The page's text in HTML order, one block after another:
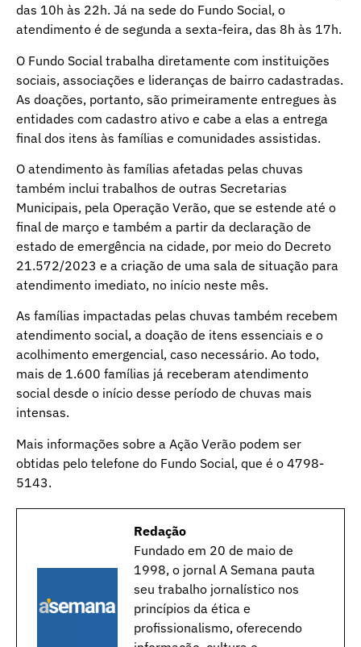
das 10h às 22h. Já na sede do Fundo Social, o
atendimento é de segunda a sexta-feira, das 8h às 17h.
O Fundo Social trabalha diretamente com instituições
sociais, associações e lideranças de bairro cadastradas.
As doações, portanto, são primeiramente entregues às
entidades com cadastro ativo e cabe a elas a entrega
final dos itens às famílias e comunidades assistidas.
O atendimento às famílias afetadas pelas chuvas
também inclui trabalhos de outras Secretarias
Municipais, pela Operação Verão, que se estende até o
final de março e também a partir da declaração de
estado de emergência na cidade, por meio do Decreto
21.572/2023 e a criação de uma sala de situação para
atendimento imediato, no início neste mês.
As famílias impactadas pelas chuvas também recebem
atendimento social, a doação de itens essenciais e o
acolhimento emergencial, caso necessário. Ao todo,
mais de 1.600 famílias já receberam atendimento
social desde o início desse período de chuvas mais
intensas.
Mais informações sobre a Ação Verão podem ser
obtidas pelo telefone do Fundo Social, que é o 4798-
5143.
Redação
Fundado em 20 de maio de
1998, o jornal A Semana pauta
seu trabalho jornalístico nos
princípios da ética e
profissionalismo, oferecendo